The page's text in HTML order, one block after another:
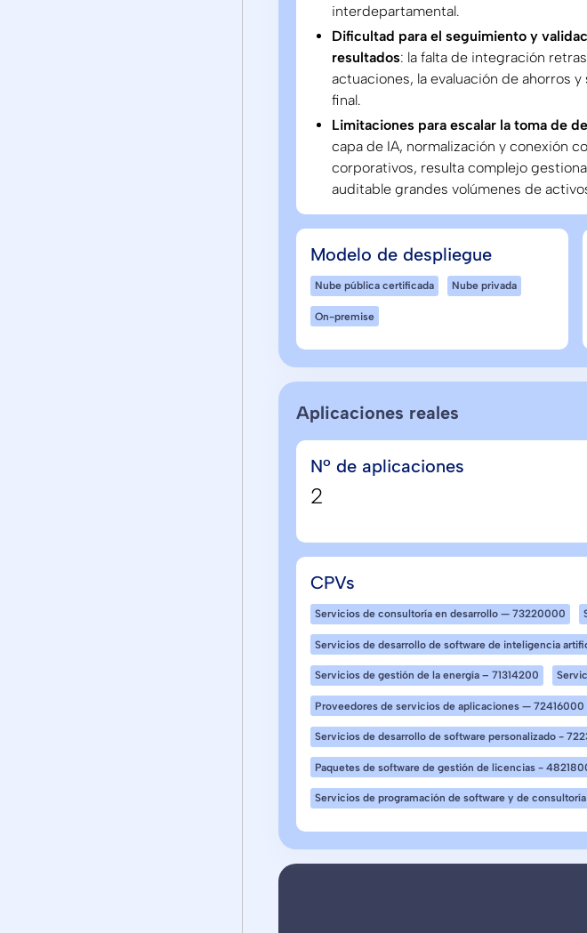
interdepartamental.
Dificultad para el seguimiento y
resultados: la falta de integración
actuaciones, la evaluación de ahorros y
final.
Limitaciones para escalar la toma de
capa de IA, normalización y conexión
corporativos, resulta complejo
auditable grandes volúmenes de
Modelo de despliegue
Nube pública certificada Nube privada
On-premise
Aplicaciones reales
Nº de aplicaciones
2
CPVs
Servicios de consultoría en desarrollo — 73220000
Servicios de desarrollo de software de inteligencia
Servicios de gestión de la energía – 71314200
Proveedores de servicios de aplicaciones — 72416000
Servicios de desarrollo de software personalizado -
Paquetes de software de gestión de licencias -
Servicios de programación de software y de